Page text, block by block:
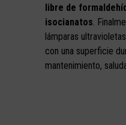
libre de
isocianatos.
lámparas
con una superficie
mantenimiento,